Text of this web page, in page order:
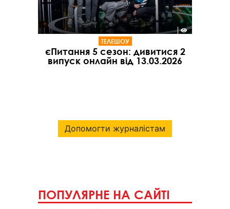
ТЕЛЕШОУ
єПитання 5 сезон: дивитися 2
випуск онлайн від 13.03.2026
Допомогти журналістам
ПОПУЛЯРНЕ НА САЙТІ